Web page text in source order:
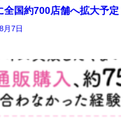
全国約700店舗へ拡大予定
月7日